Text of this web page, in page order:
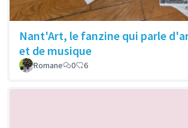
Nant'Art, le fanzine qui parle
et de musique
Romane 0 6